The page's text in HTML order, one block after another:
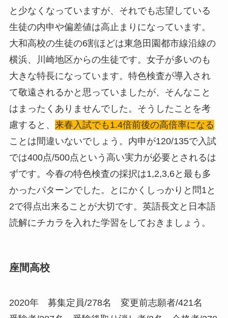
と少なくなっていますが、それでも志望している
生徒の内申や偏差値は高止まりになっています。
大和高校の生徒の6割ほどは東急田園都市線沿線の
横浜、川崎地区からの生徒です。女子が多いのも
大きな特長になっています。特色検査が導入され
て敬遠されるかと思っていましたが、そんなこと
はまったくありませんでした。そうしたことを考
慮すると、 来春入試でも1.4倍前後の高倍率になる
ことは間違いないでしょう。内申が120/135で入試
では400点/500点という高い実力が必要とされるは
ずです。今春の特色検査の採択は1,2,3,6と最も多
かったパターンでした。とにかくしっかりと問1と
2で得点出来ることが大切です。英語長文と日本語
読解にチカラを入れた学習をしておきましょう。
座間高校
2020年 募集定員/278名 変更前志願者/421名